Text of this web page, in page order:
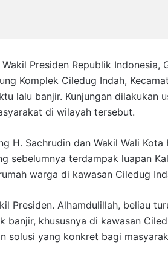
Wakil Presiden Republik Indonesia,
Komplek Ciledug Indah,
lalu banjir. Kunjungan dilakukan
di wilayah tersebut.
H. Sachrudin dan Wakil Wali Kota
sebelumnya terdampak luapan
warga di kawasan Ciledug
Presiden. Alhamdulillah, beliau
khususnya di kawasan
solusi yang konkret bagi